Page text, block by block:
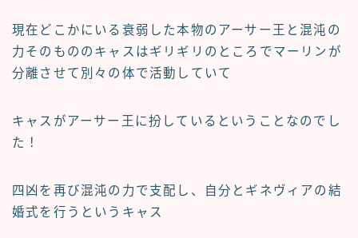
現在どこかにいる衰弱した本物のアーサー王と混沌の
力そのもののキャスはギリギリのところでマーリンが
分離させて別々の体で活動していて
キャスがアーサー王に扮しているということなのでし
た！
四凶を再び混沌の力で支配し、自分とギネヴィアの結
婚式を行うというキャス